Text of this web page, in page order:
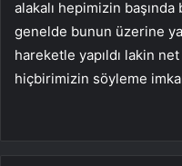
alakalı hepimizin
genelde bunun üzerine
hareketle yapıldı lakin
hiçbirimizin söyleme